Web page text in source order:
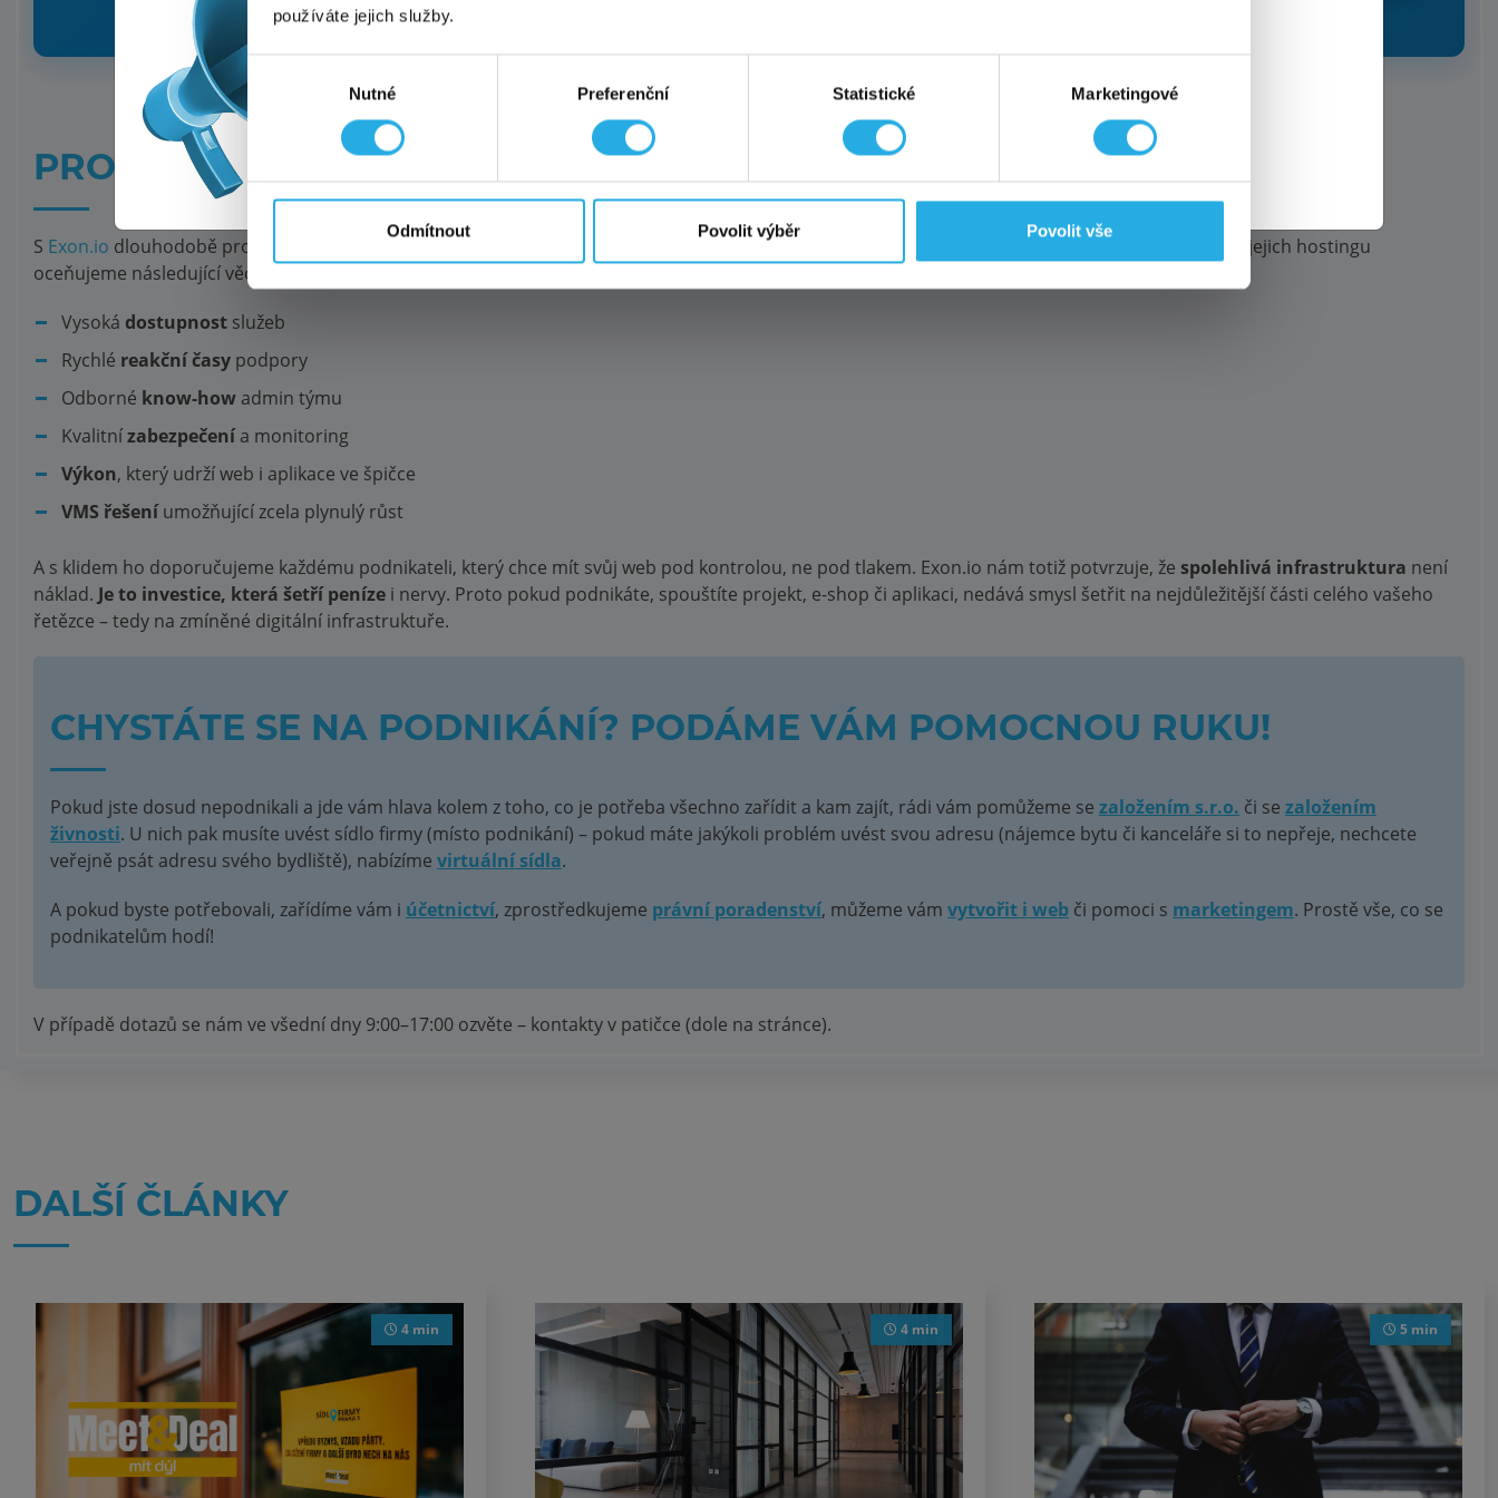
používáte jejich služby.
Nutné Preferenční Statistické Marketingové
Odmítnout Povolit výběr Povolit vše
PROČ SÁZÍME NA EXON.IO A VŘELE HO DOPORUČUJEME?
S Exon.io dlouhodobě provozujeme svoje interní systémy a web. A důvod je jednoduchý:
Konkrétně na jejich hostingu
oceňujeme následující věci:
Vysoká dostupnost služeb
Rychlé reakční časy podpory
Odborné know-how admin týmu
Kvalitnízabezpečenía monitoring
Výkon, který udrží web i aplikace ve špičce
VMS řešeníumožňující zcela plynulý růst
A s klidem ho doporučujeme každému podnikateli, který chce mít svůj web pod kontrolou, ne pod tlakem. Exon.io nám totiž potvrzuje, že spolehlivá infrastruktura není
náklad. Je to investice, která šetří peníze i nervy. Proto pokud podnikáte, spouštíte projekt, e-shop či aplikaci, nedává smysl šetřit na nejdůležitější části celého vašeho
řetězce – tedy na zmíněné digitální infrastruktuře.
CHYSTÁTE SE NA PODNIKÁNÍ? PODÁME VÁM POMOCNOU RUKU!
Pokud jste dosud nepodnikali a jde vám hlava kolem z toho, co je potřeba všechno zařídit a kam zajít, rádi vám pomůžeme se založením s.r.o. či se založením
živnosti. U nich pak musíte uvést sídlo firmy (místo podnikání) – pokud máte jakýkoli problém uvést svou adresu (nájemce bytu či kanceláře si to nepřeje, nechcete
veřejně psát adresu svého bydliště), nabízíme virtuální sídla.
A pokud byste potřebovali, zařídíme vám i účetnictví, zprostředkujeme právní poradenství, můžeme vám vytvořit i web či pomoci s marketingem. Prostě vše, co se
podnikatelům hodí!
V případě dotazů se nám ve všední dny 9:00–17:00 ozvěte – kontakty v patičce (dole na stránce).
DALŠÍ ČLÁNKY
4 min 4 min 5 min
To mě zajímá